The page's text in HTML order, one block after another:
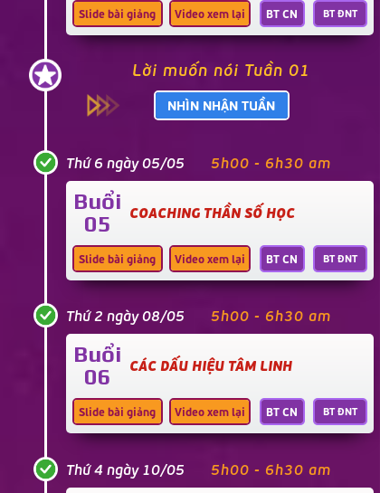
Lời muốn nói Tuần 01
NHÌN NHẬN TUẦN
BT CN
Slide bài giảng Video xem lại BT ĐNT
Buổi
05
COACHING THẦN SỐ HỌC
Thứ 6 ngày 05/05 5h00 - 6h30 am
BT CN
Slide bài giảng Video xem lại BT ĐNT
Buổi
06
CÁC DẤU HIỆU TÂM LINH
Thứ 2 ngày 08/05 5h00 - 6h30 am
BT CN
Slide bài giảng Video xem lại BT ĐNT
Thứ 4 ngày 10/05 5h00 - 6h30 am